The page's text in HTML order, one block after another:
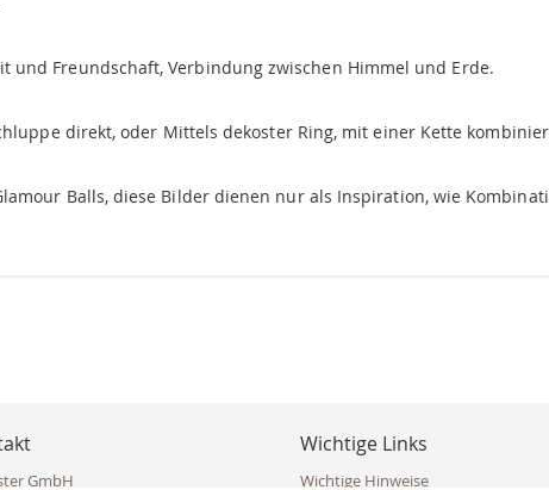
und Freundschaft, Verbindung zwischen Himmel und Erde.
direkt, oder Mittels dekoster Ring, mit einer Kette
Balls, diese Bilder dienen nur als Inspiration, wie
GmbH
Wichtige Links
Wichtige Hinweise